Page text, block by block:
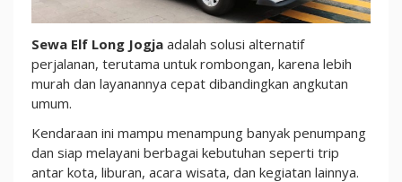
Sewa Elf Long Jogja adalah solusi alternatif
perjalanan, terutama untuk rombongan, karena lebih
murah dan layanannya cepat dibandingkan angkutan
umum.
Kendaraan ini mampu menampung banyak penumpang
dan siap melayani berbagai kebutuhan seperti trip
antar kota, liburan, acara wisata, dan kegiatan lainnya.